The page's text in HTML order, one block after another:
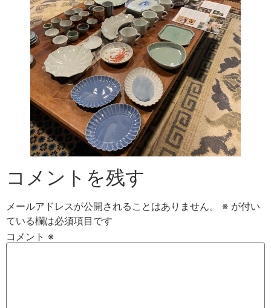
コメントを残す
メールアドレスが公開されることはありません。 ※ が付い
ている欄は必須項目です
コメント ※